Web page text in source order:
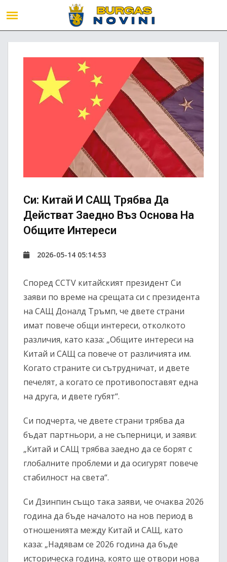
Си: Китай И САЩ Трябва Да
Действат Заедно Въз Основа На
Общите Интереси
2026-05-14 05:14:53
Според CCTV китайският президент Си
заяви по време на срещата си с президента
на САЩ Доналд Тръмп, че двете страни
имат повече общи интереси, отколкото
различия, като каза: „Общите интереси на
Китай и САЩ са повече от различията им.
Когато страните си сътрудничат, и двете
печелят, а когато се противопоставят една
на друга, и двете губят“.
Си подчерта, че двете страни трябва да
бъдат партньори, а не съперници, и заяви:
„Китай и САЩ трябва заедно да се борят с
глобалните проблеми и да осигурят повече
стабилност на света“.
Си Дзинпин също така заяви, че очаква 2026
година да бъде началото на нов период в
отношенията между Китай и САЩ, като
каза: „Надявам се 2026 година да бъде
историческа година, която ще отвори нова